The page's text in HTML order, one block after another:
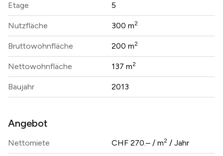
Etage 5
Nutzfläche 300 m2
Bruttowohnfläche 200 m2
Nettowohnfläche 137 m2
Baujahr 2013
Angebot
Nettomiete CHF 270.– / m2 / Jahr